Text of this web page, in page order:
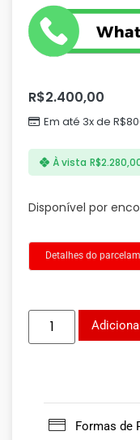
R$2.400,00
Em até 3x de R$
À vista R$
Disponível por
Detalhes do
Formas de